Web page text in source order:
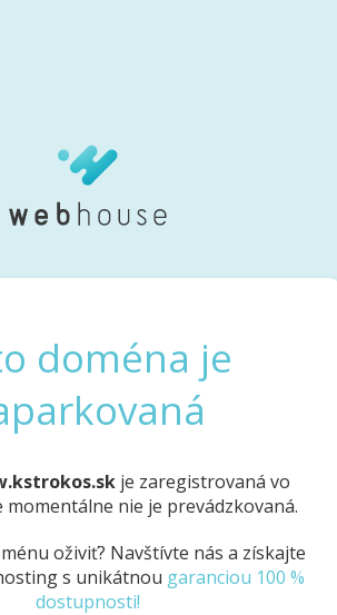
doména je
je zaregistrovaná vo
momentálne nie je prevádzkovaná.
oživiť? Navštívte nás a získajte
s unikátnou garanciou 100 %
dostupnosti!